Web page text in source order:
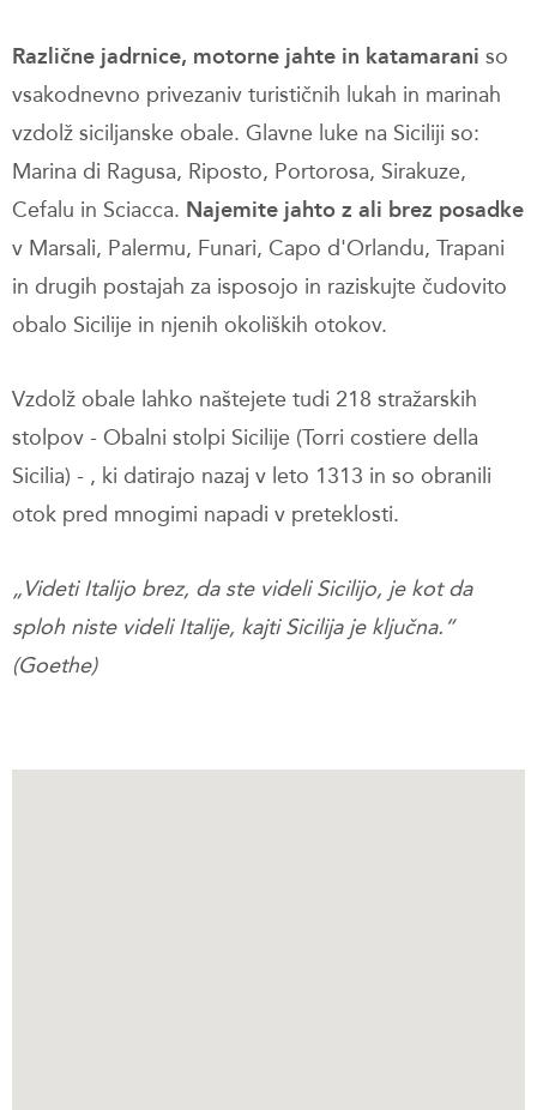
Različne jadrnice, motorne jahte in katamarani so
vsakodnevno privezaniv turističnih lukah in marinah
vzdolž siciljanske obale. Glavne luke na Siciliji so:
Marina di Ragusa, Riposto, Portorosa, Sirakuze,
Cefalu in Sciacca. Najemite jahto z ali brez posadke
v Marsali, Palermu, Funari, Capo d'Orlandu, Trapani
in drugih postajah za isposojo in raziskujte čudovito
obalo Sicilije in njenih okoliških otokov.
Vzdolž obale lahko naštejete tudi 218 stražarskih
stolpov - Obalni stolpi Sicilije (Torri costiere della
Sicilia) - , ki datirajo nazaj v leto 1313 in so obranili
otok pred mnogimi napadi v preteklosti.
„Videti Italijo brez, da ste videli Sicilijo, je kot da
sploh niste videli Italije, kajti Sicilija je ključna.“
(Goethe)